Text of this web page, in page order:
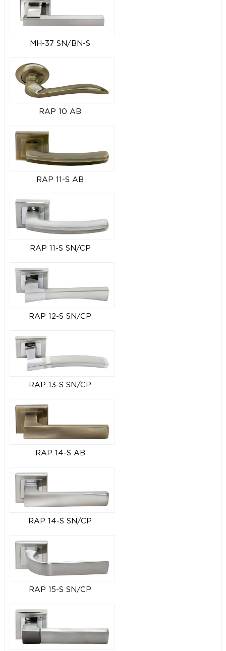
MH-37 SN/BN-S
RAP 10 AB
RAP 11-S AB
RAP 11-S SN/CP
RAP 12-S SN/CP
RAP 13-S SN/CP
RAP 14-S AB
RAP 14-S SN/CP
RAP 15-S SN/CP